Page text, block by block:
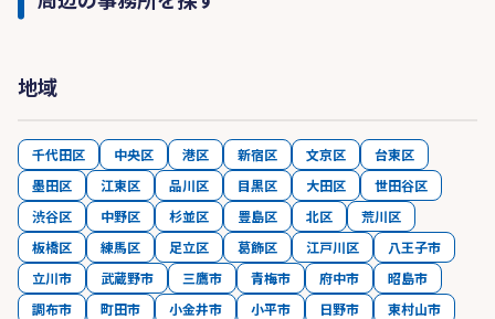
地域
千代田区 中央区 港区 新宿区 文京区
台東区
墨田区
江東区 品川区 目黒区 大田区
世田谷区
渋谷区
中野区 杉並区 豊島区 北区
荒川区
板橋区
練馬区 足立区 葛飾区 江戸川区
八王子市
立川市
武蔵野市 三鷹市 青梅市 府中市
昭島市
調布市
町田市 小金井市 小平市 日野市
東村山市